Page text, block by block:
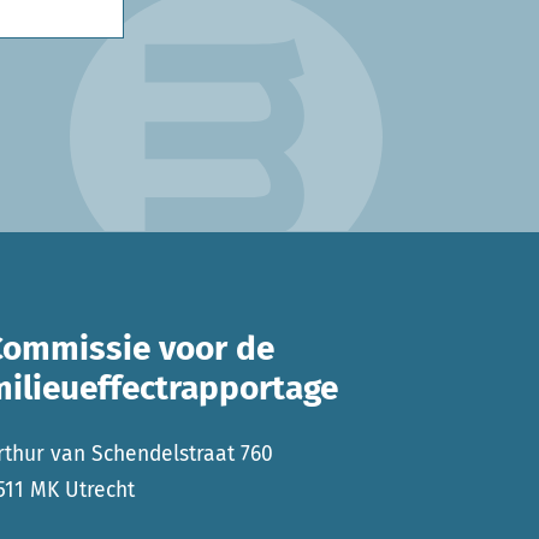
voor de
van Schendelstraat 760
MK Utrecht